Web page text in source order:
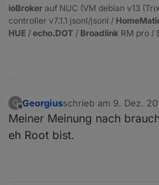
ioBroker auf NUC (VM debian v13
controller v7.1.1 jsonl/jsonl /
HUE / echo.DOT / Broadlink RM pro /
G
Offline
Georgiusschrieb am 9. Dez.
zuletzt editiert von
Meiner Meinung nach
eh Root bist.